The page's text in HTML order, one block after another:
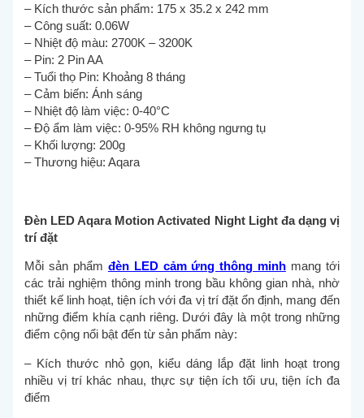
– Kích thước sản phẩm: 175 x 35.2 x 242 mm
– Công suất: 0.06W
– Nhiệt độ màu: 2700K – 3200K
– Pin: 2 Pin AA
– Tuổi thọ Pin: Khoảng 8 tháng
– Cảm biến: Ánh sáng
– Nhiệt độ làm việc: 0-40°C
– Độ ẩm làm việc: 0-95% RH không ngưng tụ
– Khối lượng: 200g
– Thương hiệu: Aqara
Đèn LED Aqara Motion Activated Night Light đa dạng vị
trí đặt
Mỗi sản phẩm đèn LED cảm ứng thông minhmang tới
các trải nghiệm thông minh trong bầu không gian nhà, nhờ
thiết kế linh hoạt, tiện ích với đa vị trí đặt ổn định, mang đến
những điểm khía cạnh riêng. Dưới đây là một trong những
điểm cộng nổi bật đến từ sản phẩm này:
– Kích thước nhỏ gọn, kiểu dáng lắp đặt linh hoạt trong
nhiều vị trí khác nhau, thực sự tiện ích tối ưu, tiện ích đa
điểm